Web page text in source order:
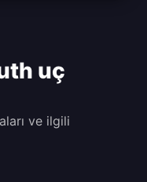
uç
ve ilgili